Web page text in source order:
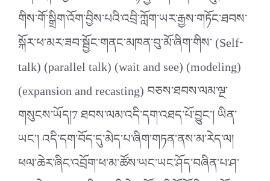
གིས་གོ་སྒྲིག་འོག་བྱིས་པའི་འབྲི་ཀློག་ཡར་རྒྱས་གཏོང་ཐབས་
སྐོར་ཕ་མར་ཟབ་སྦྱོང་གནང་མཁན་བུ་མོ་ཞིག་གིས་ (Self-
talk) (parallel talk) (wait and see) (modeling)
(expansion and recasting) བཅས་ཐབས་ལམ་ལྔ་
གསུངས་ཡོད།7 ཐབས་ལམ་འདི་དག་འཐད་པོ་བྱུང་། ཡིན་
ཡང་། འདི་དག་བོད་དུ་མེད་པ་ཞིག་གཏན་ནས་མ་རེད་ལ།
ཕལ་ཆེར་ཞིང་འབྲོག་ཕ་མ་ཚོས་ཡང་ཡང་ཤོད་བཞིན་པ་ཤ་